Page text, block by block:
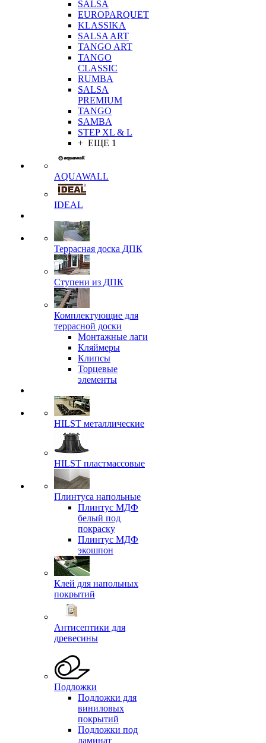
SALSA
EUROPARQUET
KLASSIKA
SALSA ART
TANGO ART
TANGO
CLASSIC
RUMBA
SALSA
PREMIUM
TANGO
SAMBA
STEP XL & L
+ ЕЩЕ 1
AQUAWALL
IDEAL
Террасная доска ДПК
Ступени из ДПК
Комплектующие для
террасной доски
Монтажные лаги
Кляймеры
Клипсы
Торцевые
элементы
HILST металлические
HILST пластмассовые
Плинтуса напольные
Плинтус МДФ
белый под
покраску
Плинтус МДФ
экошпон
Клей для напольных
покрытий
Антисептики для
древесины
Подложки
Подложки для
виниловых
покрытий
Подложки под
ламинат